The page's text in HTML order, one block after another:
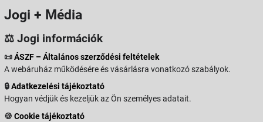
Jogi + Média
⚖️ Jogi információk
📜ÁSZF – Általános szerződési feltételek
A webáruház működésére és vásárlásra vonatkozó szabályok.
🔒Adatkezelési tájékoztató
Hogyan védjük és kezeljük az Ön személyes adatait.
🍪Cookie tájékoztató